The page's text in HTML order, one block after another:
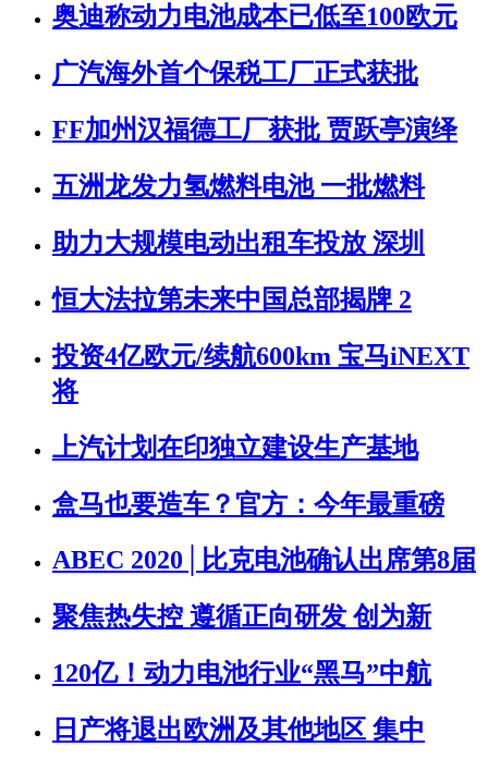
奥迪称动力电池成本已低至100欧元
广汽海外首个保税工厂正式获批
FF加州汉福德工厂获批 贾跃亭演绎
五洲龙发力氢燃料电池 一批燃料
助力大规模电动出租车投放 深圳
恒大法拉第未来中国总部揭牌 2
投资4亿欧元/续航600km 宝马iNEXT
将
上汽计划在印独立建设生产基地
盒马也要造车？官方：今年最重磅
ABEC 2020│比克电池确认出席第8届
聚焦热失控 遵循正向研发 创为新
120亿！动力电池行业“黑马”中航
日产将退出欧洲及其他地区 集中